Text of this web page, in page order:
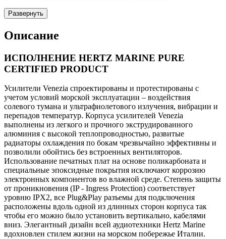
Развернуть
Описание
ИСПОЛНЕНИЕ HERTZ MARINE PURE
CERTIFIED PRODUCT
Усилители Venezia спроектированы и протестированы с
учетом условий морской эксплуатации – воздействия
солевого тумана и ультрафиолетового излучения, вибрации и
перепадов температур. Корпуса усилителей Venezia
выполнены из легкого и прочного экструдированного
алюминия с высокой теплопроводностью, развитые
радиаторы охлаждения по бокам чрезвычайно эффективны и
позволили обойтись без встроенных вентиляторов.
Использование печатных плат на основе поликарбоната и
специальные эпоксидные покрытия исключают коррозию
электронных компонентов во влажной среде. Степень защиты
от проникновения (IP - Ingress Protection) соответствует
уровню IPX2, все Plug&Play разъемы для подключения
расположены вдоль одной из длинных сторон корпуса так
чтобы его можно было установить вертикально, кабелями
вниз. Элегантный дизайн всей аудиотехники Hertz Marine
вдохновлен стилем жизни на морском побережье Италии.